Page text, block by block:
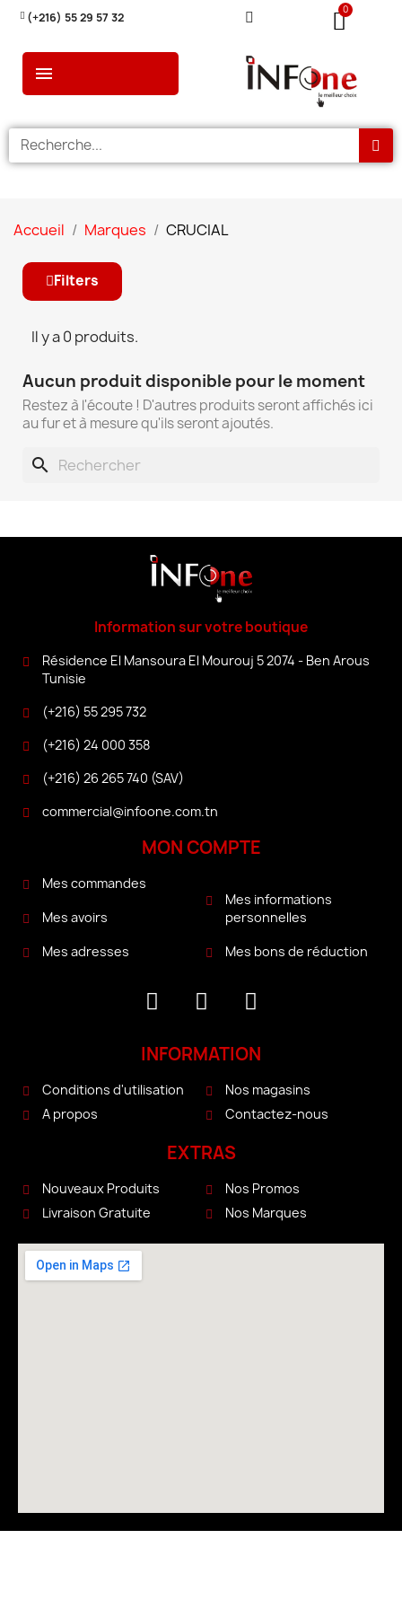
(+216) 55 29 57 32
Accueil Marques CRUCIAL
Filters
Il y a 0 produits.
Aucun produit disponible pour le moment
Restez à l'écoute ! D'autres produits seront affichés ici
au fur et à mesure qu'ils seront ajoutés.
search
Information sur votre boutique
Résidence El Mansoura El Mourouj 5 2074 - Ben Arous
Tunisie
(+216) 55 295 732
(+216) 24 000 358
(+216) 26 265 740 (SAV)
commercial@infoone.com.tn
MON COMPTE
Mes commandes
Mes avoirs
Mes adresses
Mes informations
personnelles
Mes bons de réduction
INFORMATION
Conditions d'utilisation
A propos
Nos magasins
Contactez-nous
EXTRAS
Nouveaux Produits
Livraison Gratuite
Nos Promos
Nos Marques